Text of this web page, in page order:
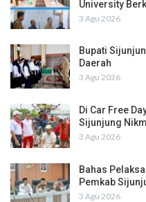
University
3 Agu 2026
Bupati
Daerah
3 Agu 2026
Di Car Free
Sijunjung
3 Agu 2026
Bahas
Pemkab
3 Agu 2026